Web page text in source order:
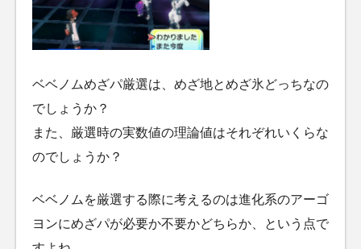
ベベノムめざパ厳選は、めざ地とめざ氷どっちなの
でしょうか？
また、厳選時の実数値の理論値はそれぞれいくらな
のでしょうか？
ベベノムを厳選する際に考えるのは進化系のアーゴ
ヨンにめざパが必要か不要かどちらか、という点で